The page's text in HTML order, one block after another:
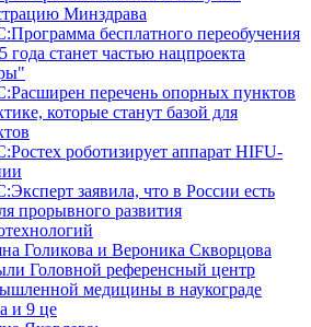
Минздрава
бесплатного переобучения
года станет частью нацпроекта
перечень опорных пунктов
которые станут базой для
роботизирует аппарат HIFU-
заявила, что в России есть
прорывного развития
Голикова и Вероника Скворцова
Головной референсный центр
медицины в наукограде
и 9 це